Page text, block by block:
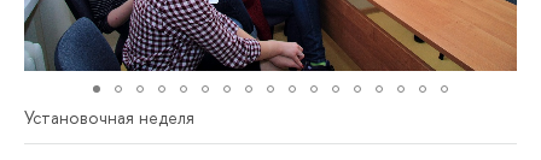
Установочная неделя